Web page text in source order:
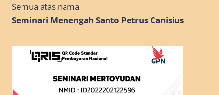
Semua atas nama
Seminari Menengah Santo Petrus Canisius